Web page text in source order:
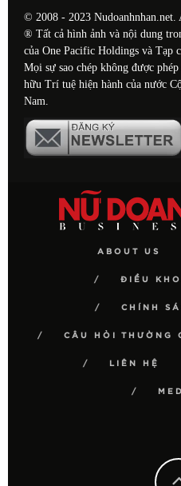
© 2008 - 2023 Nudoanhnhan.net.
® Tất cả hình ảnh và nội dung
của One Pacific Holdings và Tạp
Mọi sự sao chép không được
hữu Trí tuệ hiện hành của nước
Nam.
ABOUT US
ĐIỀU
CHÍNH
CÂU HỎI THƯỜNG
LIÊN HỆ